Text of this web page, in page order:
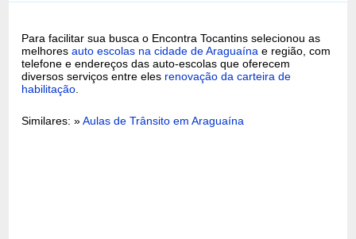
Para facilitar sua busca o Encontra Tocantins selecionou as
melhoresauto escolas na cidade de Araguaína e região, com
telefone e endereços das auto-escolas que oferecem
diversos serviços entre eles renovação da carteira de
habilitação
Similares: »Aulas de Trânsito em Araguaína